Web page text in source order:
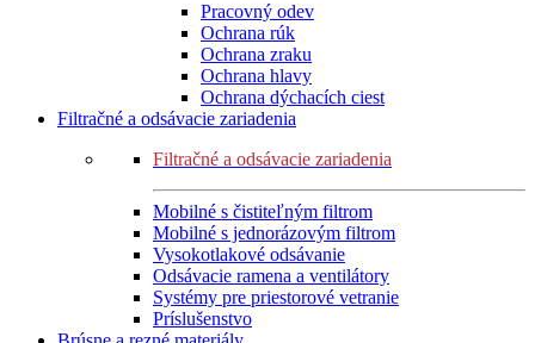
Pracovný odev
Ochrana rúk
Ochrana zraku
Ochrana hlavy
Ochrana dýchacích ciest
Filtračné a odsávacie zariadenia
Filtračné a odsávacie zariadenia
Mobilné s čistiteľným filtrom
Mobilné s jednorázovým filtrom
Vysokotlakové odsávanie
Odsávacie ramena a ventilátory
Systémy pre priestorové vetranie
Príslušenstvo